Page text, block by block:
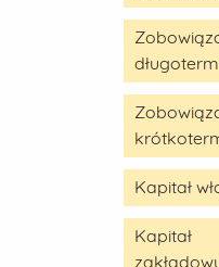
Kapitał
Kapitał